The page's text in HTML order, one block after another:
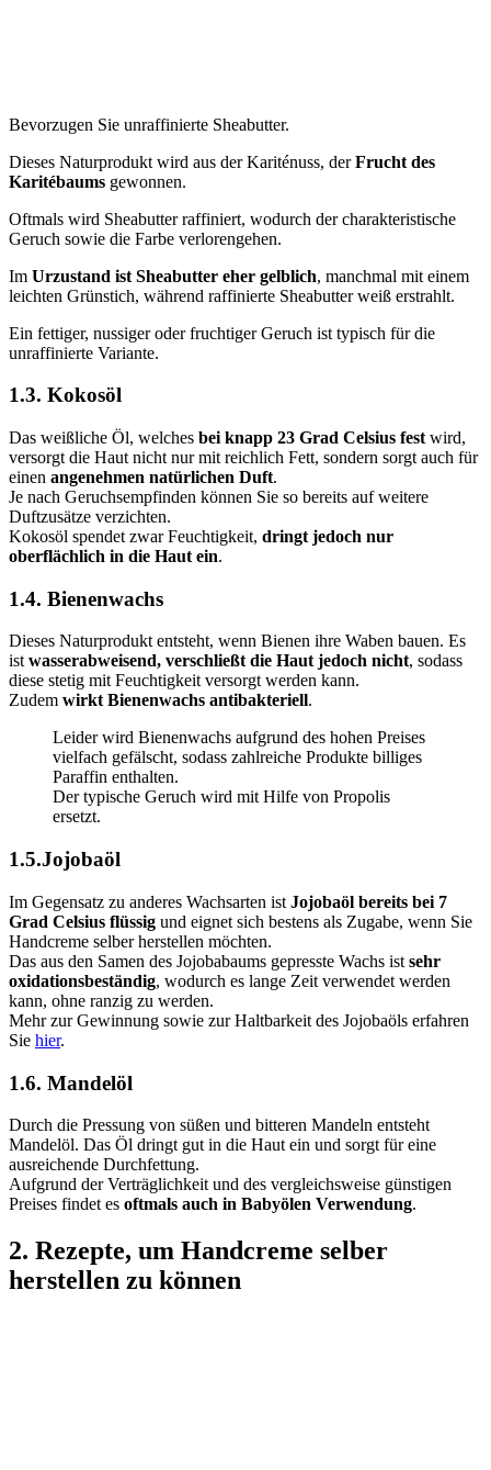
Bevorzugen Sie unraffinierte Sheabutter.
Dieses Naturprodukt wird aus der Kariténuss, derFrucht des
Karitébaums gewonnen.
Oftmals wird Sheabutter raffiniert, wodurch der charakteristische
Geruch sowie die Farbe verlorengehen.
Im Urzustand ist Sheabutter eher gelblich, manchmal mit einem
leichten Grünstich, während raffinierte Sheabutter weiß erstrahlt.
Ein fettiger, nussiger oder fruchtiger Geruch ist typisch für die
unraffinierte Variante.
1.3. Kokosöl
Das weißliche Öl, welches bei knapp 23 Grad Celsius fest wird,
versorgt die Haut nicht nur mit reichlich Fett, sondern sorgt auch für
einen angenehmen natürlichen Duft.
Je nach Geruchsempfinden können Sie so bereits auf weitere
Duftzusätze verzichten.
Kokosöl spendet zwar Feuchtigkeit, dringt jedoch nur
oberflächlich in die Haut ein.
1.4. Bienenwachs
Dieses Naturprodukt entsteht, wenn Bienen ihre Waben bauen. Es
ist wasserabweisend, verschließt die Haut jedoch nicht, sodass
diese stetig mit Feuchtigkeit versorgt werden kann.
Zudem wirkt Bienenwachs antibakteriell.
Leider wird Bienenwachs aufgrund des hohen Preises
vielfach gefälscht, sodass zahlreiche Produkte billiges
Paraffin enthalten.
Der typische Geruch wird mit Hilfe von Propolis
ersetzt.
1.5.Jojobaöl
Im Gegensatz zu anderes Wachsarten ist Jojobaöl bereits bei 7
Grad Celsius flüssig und eignet sich bestens als Zugabe, wenn Sie
Handcreme selber herstellen möchten.
Das aus den Samen des Jojobabaums gepresste Wachs ist sehr
oxidationsbeständig, wodurch es lange Zeit verwendet werden
kann, ohne ranzig zu werden.
Mehr zur Gewinnung sowie zur Haltbarkeit des Jojobaöls erfahren
Sie hier.
1.6. Mandelöl
Durch die Pressung von süßen und bitteren Mandeln entsteht
Mandelöl. Das Öl dringt gut in die Haut ein und sorgt für eine
ausreichende Durchfettung.
Aufgrund der Verträglichkeit und des vergleichsweise günstigen
Preises findet es oftmals auch in Babyölen Verwendung.
2. Rezepte, um Handcreme selber
herstellen zu können